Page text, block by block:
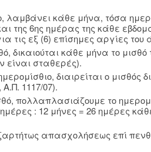
λαμβάνει κάθε μήνα, τόσα
της 6ης ημέρας της κάθε
τις εξ (6) επίσημες αργίες του
δικαιούται κάθε μήνα το μισθό
είναι σταθερές).
διαιρείται ο μισθός
1117/07).
πολλαπλασιάζουμε το
: 12 μήνες = 26 ημέρες
απασχολήσεως επί